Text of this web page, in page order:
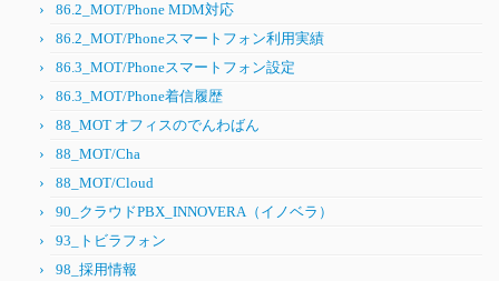
86.2_MOT/Phone MDM対応
86.2_MOT/Phoneスマートフォン利用実績
86.3_MOT/Phoneスマートフォン設定
86.3_MOT/Phone着信履歴
88_MOT オフィスのでんわばん
88_MOT/Cha
88_MOT/Cloud
90_クラウドPBX_INNOVERA（イノベラ）
93_トビラフォン
98_採用情報